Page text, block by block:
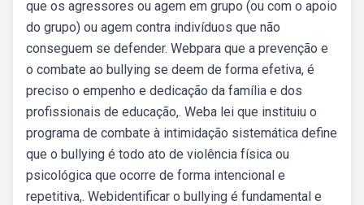
que os agressores ou agem em grupo (ou com o apoio
do grupo) ou agem contra indivíduos que não
conseguem se defender. Webpara que a prevenção e
o combate ao bullying se deem de forma efetiva, é
preciso o empenho e dedicação da família e dos
profissionais de educação,. Weba lei que instituiu o
programa de combate à intimidação sistemática define
que o bullying é todo ato de violência física ou
psicológica que ocorre de forma intencional e
repetitiva,. Webidentificar o bullying é fundamental e